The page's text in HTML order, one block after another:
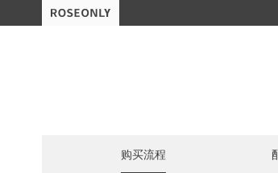
购买流程